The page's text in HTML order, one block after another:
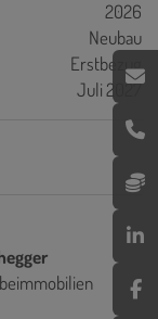
2026
Neubau
Erstbezug
Juli 2027